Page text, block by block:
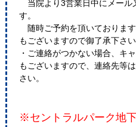
当院より3営業日中にメール
す。
随時ご予約を頂いておりま
もございますので御了承下さい
・ご連絡がつかない場合、キ
もございますので、連絡先等
さい。
※セントラルパーク地